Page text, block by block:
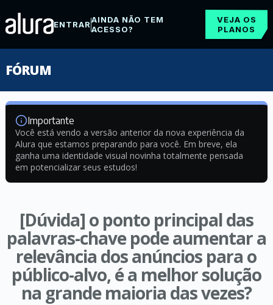
ENTRARAINDA NÃO TEM
ACESSO?
VEJA OS
PLANOS
FÓRUM
Importante
Você está vendo a versão anterior da nova experiência da
Alura que estamos preparando para você. Em breve, ela
ganha uma identidade visual novinha totalmente pensada
em potencializar seus estudos!
[Dúvida] o ponto principal das
palavras-chave pode aumentar a
relevância dos anúncios para o
público-alvo, é a melhor solução
na grande maioria das vezes?